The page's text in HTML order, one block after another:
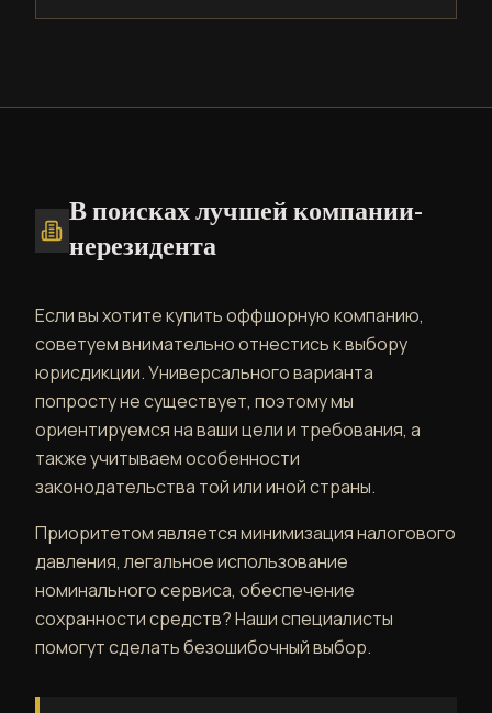
В поисках лучшей компании-
нерезидента
Если вы хотите купить оффшорную компанию,
советуем внимательно отнестись к выбору
юрисдикции. Универсального варианта
попросту не существует, поэтому мы
ориентируемся на ваши цели и требования, а
также учитываем особенности
законодательства той или иной страны.
Приоритетом является минимизация налогового
давления, легальное использование
номинального сервиса, обеспечение
сохранности средств? Наши специалисты
помогут сделать безошибочный выбор.